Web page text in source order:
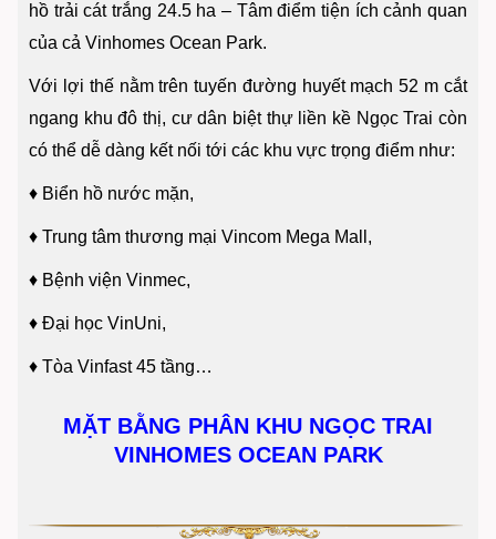
hồ trải cát trắng 24.5 ha – Tâm điểm tiện ích cảnh quan
của cả Vinhomes Ocean Park.
Với lợi thế nằm trên tuyến đường huyết mạch 52 m cắt
ngang khu đô thị, cư dân biệt thự liền kề Ngọc Trai còn
có thể dễ dàng kết nối tới các khu vực trọng điểm như:
♦ Biển hồ nước mặn,
♦Trung tâm thương mại Vincom Mega Mall,
♦ Bệnh viện Vinmec,
♦Đại học VinUni,
♦Tòa Vinfast 45 tầng…
MẶT BẰNG PHÂN KHU NGỌC TRAI
VINHOMES OCEAN PARK